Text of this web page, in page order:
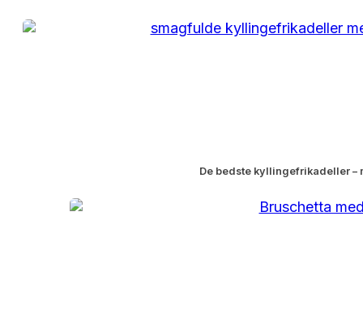
De bedste kyllingefrikadeller –